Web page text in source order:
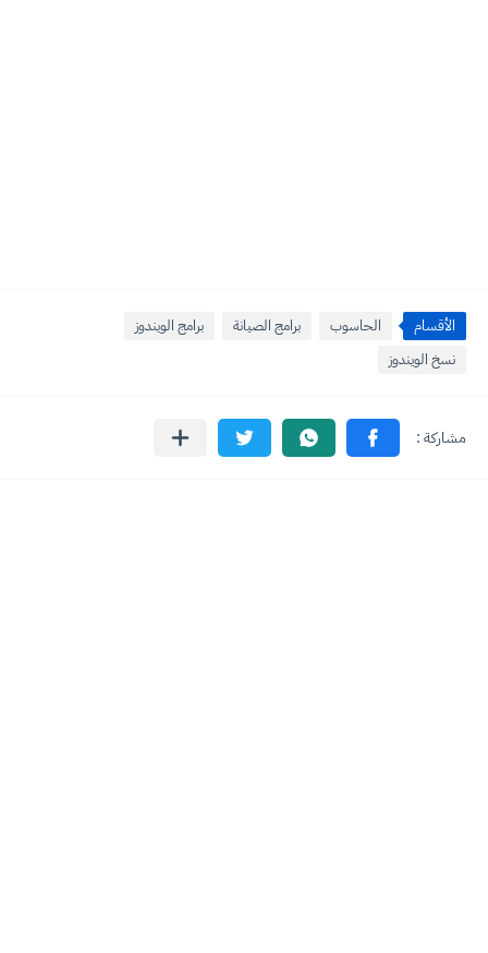
الأقسام الحاسوب برامج الصيانة
برامج الويندوز
نسخ الويندوز